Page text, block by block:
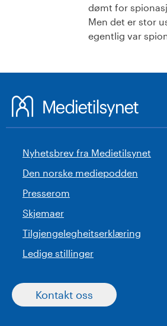
dømt for
Men det er stor
egentlig var
Nyhetsbrev fra Medietilsynet
Den norske mediepodden
Presserom
Skjemaer
Tilgjengelegheitserklæring
Ledige stillinger
Kontakt oss